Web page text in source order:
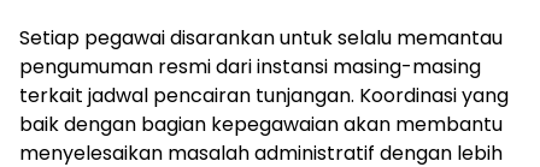
Setiap pegawai disarankan untuk selalu memantau
pengumuman resmi dari instansi masing-masing
terkait jadwal pencairan tunjangan. Koordinasi yang
baik dengan bagian kepegawaian akan membantu
menyelesaikan masalah administratif dengan lebih